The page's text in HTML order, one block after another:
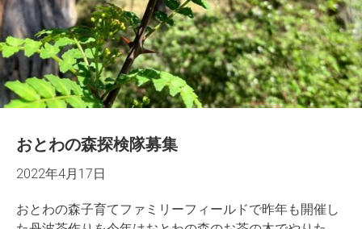
おとわの森探検隊募集
2022年4月17日
おとわの森子育てファミリーフィールドで昨年も開催し